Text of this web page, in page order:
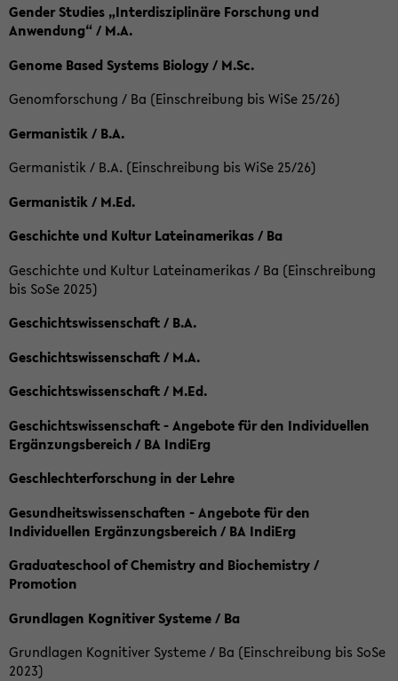
Gender Studies „Interdisziplinäre Forschung und
Anwendung“ / M.A.
Genome Based Systems Biology / M.Sc.
Genomforschung / Ba (Einschreibung bis WiSe 25/26)
Germanistik / B.A.
Germanistik / B.A. (Einschreibung bis WiSe 25/26)
Germanistik / M.Ed.
Geschichte und Kultur Lateinamerikas / Ba
Geschichte und Kultur Lateinamerikas / Ba (Einschreibung
bis SoSe 2025)
Geschichtswissenschaft / B.A.
Geschichtswissenschaft / M.A.
Geschichtswissenschaft / M.Ed.
Geschichtswissenschaft - Angebote für den Individuellen
Ergänzungsbereich / BA IndiErg
Geschlechterforschung in der Lehre
Gesundheitswissenschaften - Angebote für den
Individuellen Ergänzungsbereich / BA IndiErg
Graduateschool of Chemistry and Biochemistry /
Promotion
Grundlagen Kognitiver Systeme / Ba
Grundlagen Kognitiver Systeme / Ba (Einschreibung bis SoSe
2023)